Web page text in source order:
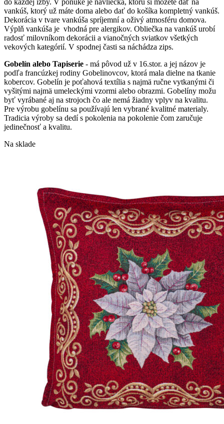
do každej izby. V ponuke je návliečka, ktorú si môžete dať na
vankúš, ktorý už máte doma alebo dať do košíka kompletný vankúš.
Dekorácia v tvare vankúša spríjemní a oživý atmosféru domova.
Výplň vankúša je vhodná pre alergikov. Obliečka na vankúš urobí
radosť milovníkom dekorácii a vianočných sviatkov všetkých
vekových kategórií. V spodnej časti sa náchádza zips.
Gobelín alebo Tapiserie - má pôvod už v 16.stor. a jej názov je
podľa francúzkej rodiny Gobelinovcov, ktorá mala dielne na tkanie
kobercov. Gobelín je poťahová textília s najmä ručne vytkanými či
vyšitými najmä umeleckými vzormi alebo obrazmi. Gobelíny možu
byť vyrábané aj na strojoch čo ale nemá žiadny vplyv na kvalitu.
Pre výrobu gobelínu sa používajú len vybrané kvalitné materialy.
Tradicia výroby sa dedí s pokolenia na pokolenie čom zaručuje
jedinečnosť a kvalitu.
Na sklade